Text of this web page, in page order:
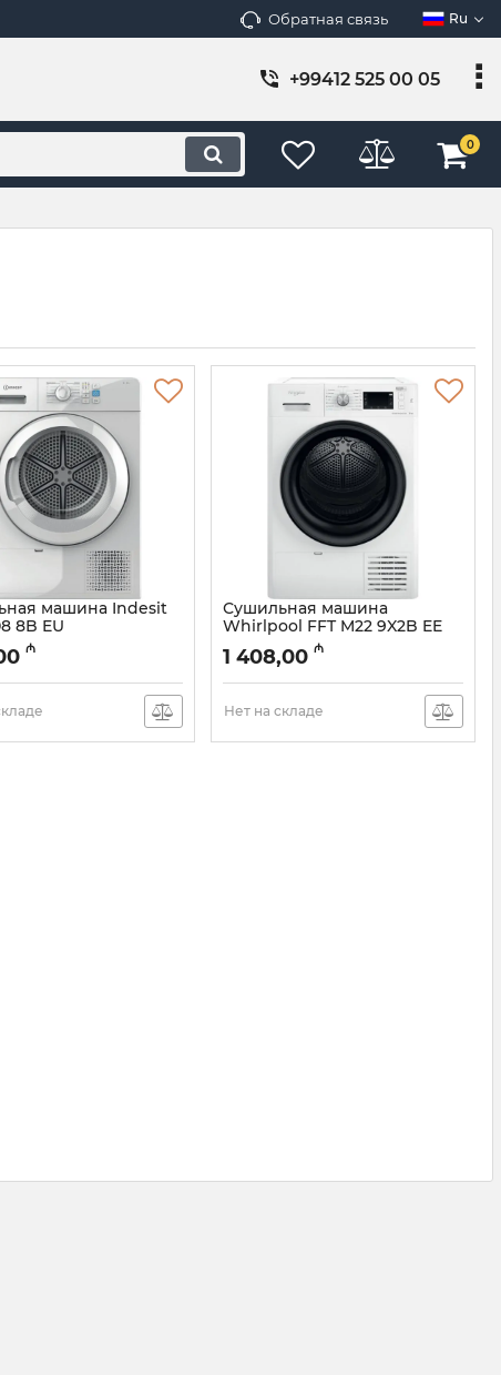
Обратная связь Ru
+99412 525 00 05
0
машина Indesit
8B EU
005054484
₼
Сушильная машина
Whirlpool FFT M22 9X2B EE
Артикул: 005038567
1 408,00 ₼
Нет на складе